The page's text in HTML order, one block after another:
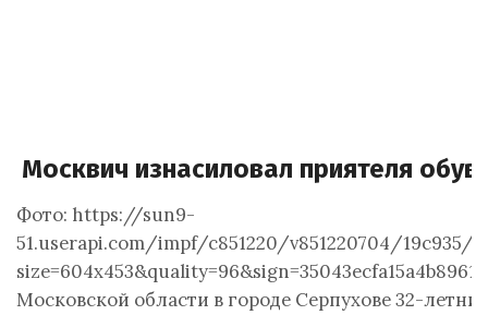
Москвич изнасиловал приятеля
Фото: https://sun9-
51.userapi.com/impf/c851220/v851220704/19c935/
Московской области в городе Серпухове 32-